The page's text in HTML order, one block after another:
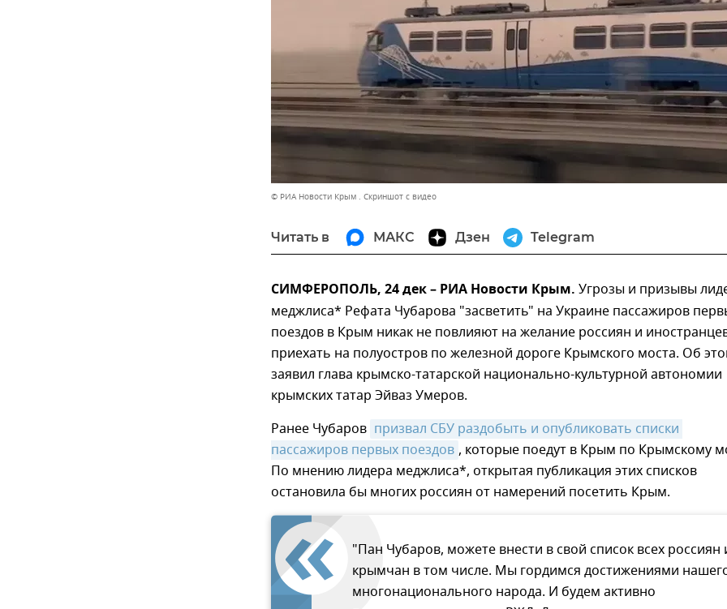
© РИА Новости Крым . Скриншот с видео
Читать в МАКС Дзен Telegram
СИМФЕРОПОЛЬ, 24 дек – РИА Новости Крым. Угрозы и призывы
меджлиса* Рефата Чубарова "засветить" на Украине пассажиров
поездов в Крым никак не повлияют на желание россиян и
приехать на полуостров по железной дороге Крымского моста. Об
заявил глава крымско-татарской национально-культурной автономии
крымских татар Эйваз Умеров.
Ранее Чубаров призвал СБУ раздобыть и опубликовать списки
пассажиров первых поездов , которые поедут в Крым по Крымскому
По мнению лидера меджлиса*, открытая публикация этих списков
остановила бы многих россиян от намерений посетить Крым.
"Пан Чубаров, можете внести в свой список всех россиян
крымчан в том числе. Мы гордимся достижениями
многонационального народа. И будем активно